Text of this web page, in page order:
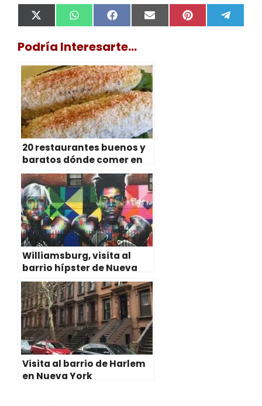
Compartir
en
X
(
w
t
t
e
r
)
Compartir
en
W
h
t
A
p
p
Compartir
en
F
a
e
o
o
k
Compartir
en
E
m
Compartir
en
P
i en
e
Podría Interesarte...
20 restaurantes buenos y
baratos dónde comer en
Nueva York
Williamsburg, visita al
barrio hípster de Nueva
York
Visita al barrio de Harlem
en Nueva York